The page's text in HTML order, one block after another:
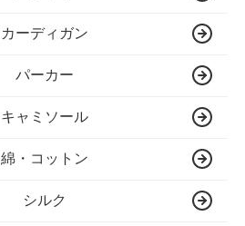
カーディガン
パーカー
キャミソール
綿・コットン
シルク